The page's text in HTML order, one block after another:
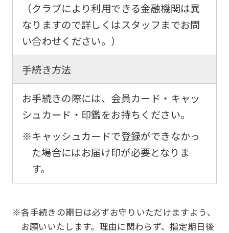
（クラブにより利用できる金融機関は異
なりますので詳しくはスタッフまでお問
い合わせください。）
手続き方法
お手続きの際には、会員カード・キャッ
シュカード・印鑑をお持ちください。
※キャッシュカードで登録ができなかっ
た場合にはお届け印が必要となりま
す。
※各手続きの期日は必ずお守りいただけますよう、
お願いいたします。理由に関わらず、指定期日後
translation
may
original
content.
ask
that
understand
this